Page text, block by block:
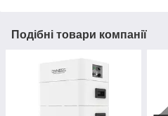
Подібні товари компанії